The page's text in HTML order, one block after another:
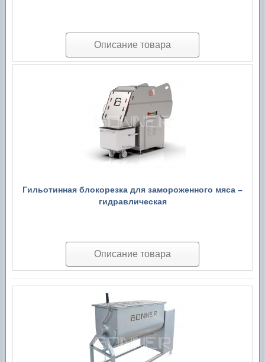
Описание товара
Гильотинная блокорезка для замороженного мяса –
гидравлическая
Описание товара